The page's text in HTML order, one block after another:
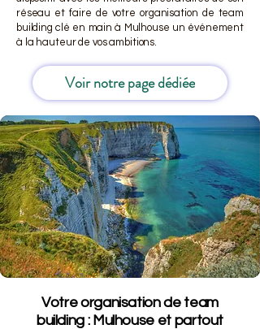
réseau et faire de votre organisation de team
building clé en main à Mulhouse un événement
à la hauteur de vos ambitions.
Voir notre page dédiée
Votre organisation de team
building : Mulhouse et partout